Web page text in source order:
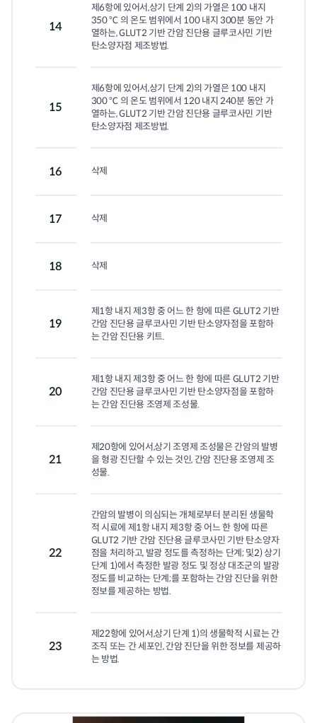
14
제6항에 있어서,상기 단계 2)의 가열은 100 내지
350 ℃ 의 온도 범위에서 100 내지 300분 동안 가
열하는, GLUT2 기반 간암 진단용 글루코사민 기반
탄소양자점 제조방법.
15
제6항에 있어서,상기 단계 2)의 가열은 100 내지
300 ℃ 의 온도 범위에서 120 내지 240분 동안 가
열하는, GLUT2 기반 간암 진단용 글루코사민 기반
탄소양자점 제조방법.
16 삭제
17 삭제
18 삭제
19
제1항 내지 제3항 중 어느 한 항에 따른 GLUT2 기반
간암 진단용 글루코사민 기반 탄소양자점을 포함하
는 간암 진단용 키트.
20
제1항 내지 제3항 중 어느 한 항에 따른 GLUT2 기반
간암 진단용 글루코사민 기반 탄소양자점을 포함하
는 간암 진단용 조영제 조성물.
21
제20항에 있어서,상기 조영제 조성물은 간암의 발병
을 형광 진단할 수 있는 것인, 간암 진단용 조영제 조
성물.
22
간암의 발병이 의심되는 개체로부터 분리된 생물학
적 시료에 제1항 내지 제3항 중 어느 한 항에 따른
GLUT2 기반 간암 진단용 글루코사민 기반 탄소양자
점을 처리하고, 발광 정도를 측정하는 단계; 및2) 상기
단계 1)에서 측정한 발광 정도 및 정상 대조군의 발광
정도를 비교하는 단계;를 포함하는 간암 진단을 위한
정보를 제공하는 방법.
23
제22항에 있어서,상기 단계 1)의 생물학적 시료는 간
조직 또는 간 세포인, 간암 진단을 위한 정보를 제공하
는 방법.